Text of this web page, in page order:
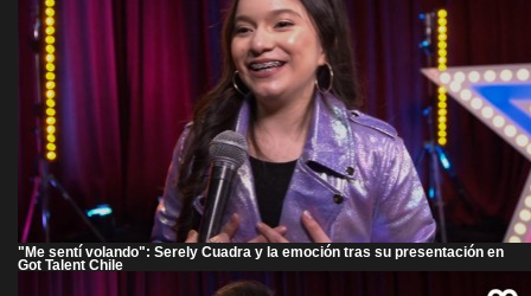
"Me sentí volando": Serely Cuadra y la emoción tras su presentación en
Got Talent Chile